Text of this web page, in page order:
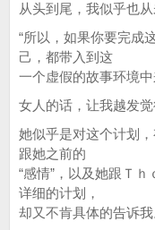
从头到尾，我似乎也
“所以，如果你要完成
己，都带入到这
一个虚假的故事环境中
女人的话，让我越发觉
她似乎是对这个计划
跟她之前的
“感情”，以及她跟Ｔ
详细的计划，
却又不肯具体的告诉我